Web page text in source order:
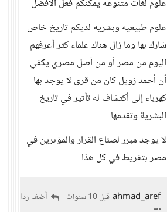
علوم لغات متنوعه يمكنكم فعل الأفضل
علوم طبيعيه وبشريه لديكم تاريخ خاص
شارك بها وما زال هناك علماء كثر أعرفهم
اليوم من مصر أو من أصل مصري يكفي
أن أحمد زويل كان من قرى لا يوجد بها
كهرباء إلى أكتشاف له تأثير في تاريخ
البشرية وتقدمها
لا يوجد مبرر لصناع القرار والمؤثرين في
مصر بتفريط في كل هذا
ahmad_aref قبل 10 سنوات أضف ردا